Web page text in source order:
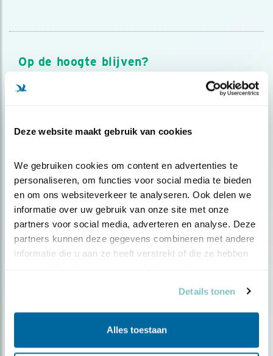
Deze website maakt gebruik van cookies
We gebruiken cookies om content en advertenties te
personaliseren, om functies voor social media te bieden
en om ons websiteverkeer te analyseren. Ook delen we
informatie over uw gebruik van onze site met onze
partners voor social media, adverteren en analyse. Deze
partners kunnen deze gegevens combineren met andere
informatie die u aan ze heeft verstrekt of die ze hebben
Details tonen
Alles toestaan
Op de hoogte blijven?
Meld je aan en ontvang nieuws, inspiratie, acties en tips
over vogels en activiteiten van Vogelbescherming.